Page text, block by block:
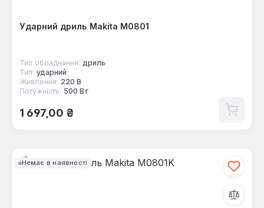
Ударний дриль Makita M0801
Тип обладнання: дриль
Тип: ударний
Живлення: 220 В
Потужність: 500 Вт
Звичайна ціна:
1 697,00 ₴
Немає в наявності